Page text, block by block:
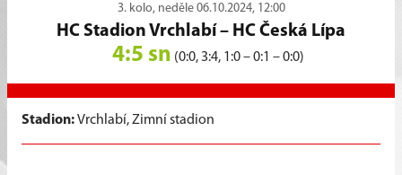
3. kolo, neděle 06.10.2024, 12:00
HC Stadion Vrchlabí – HC Česká Lípa
4:5 sn (0:0, 3:4, 1:0 – 0:1 – 0:0)
Stadion:Vrchlabí, Zimní stadion